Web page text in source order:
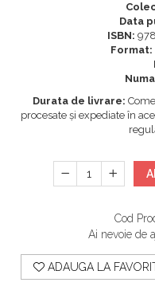
Data
ISBN:
Format:
Durata de livrare:
procesate și expediate în
Cod
Ai nevoie de
ADAUGA LA